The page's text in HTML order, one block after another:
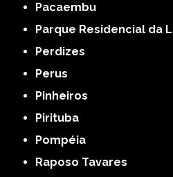
Pacaembu
Parque Residencial da
Perdizes
Perus
Pinheiros
Pirituba
Pompéia
Raposo Tavares